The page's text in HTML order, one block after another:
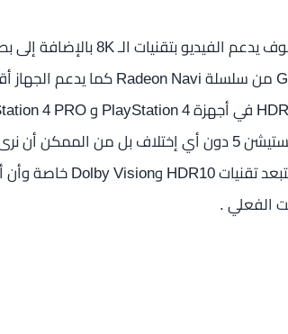
سوف يتوافر في أجهزة البلايستيشن 5 دون أي إختلاف
الفعلي .